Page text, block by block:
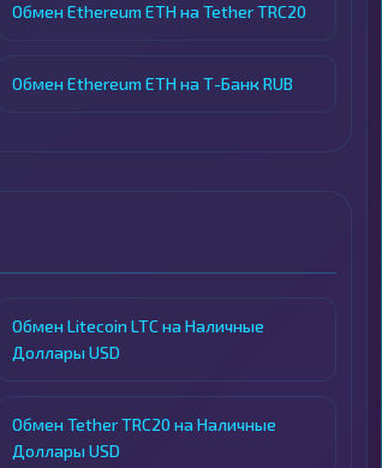
Обмен Ethereum ETH на Tether TRC20
Обмен Ethereum ETH на Т-Банк RUB
Обмен Litecoin LTC на Наличные
Доллары USD
Обмен Tether TRC20 на Наличные
Доллары USD